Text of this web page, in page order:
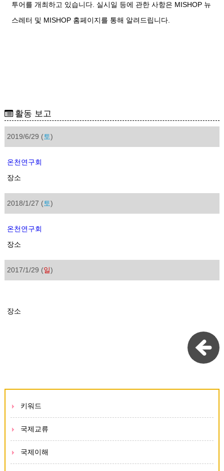
투어를 개최하고 있습니다. 실시일 등에 관한 사항은 MISHOP 뉴
스레터 및 MISHOP 홈페이지를 통해 알려드립니다.
활동 보고
2019/6/29 (토)
온천연구회
장소
2018/1/27 (토)
온천연구회
장소
2017/1/29 (일)
장소
키워드
국제교류
국제이해